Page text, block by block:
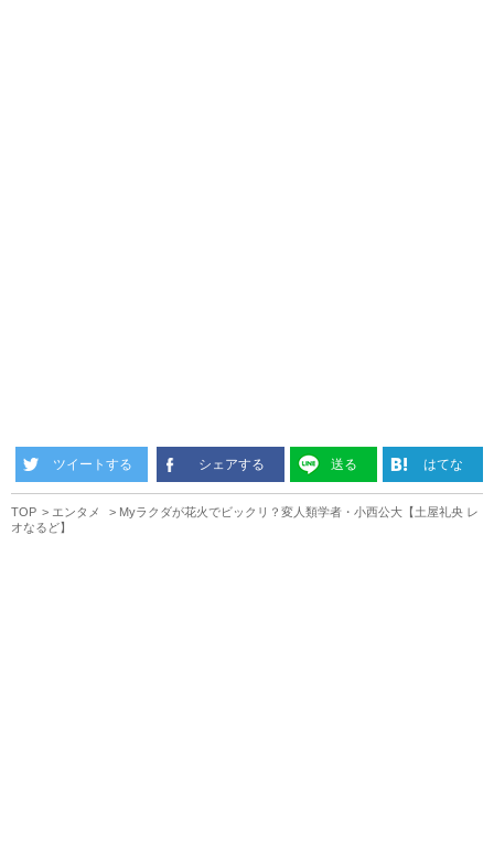
ツイートする シェアする 送る はてな
TOP エンタメ
Myラクダが花火でビックリ？変人類学者・小西公大【土屋礼央 レ
オなるど】